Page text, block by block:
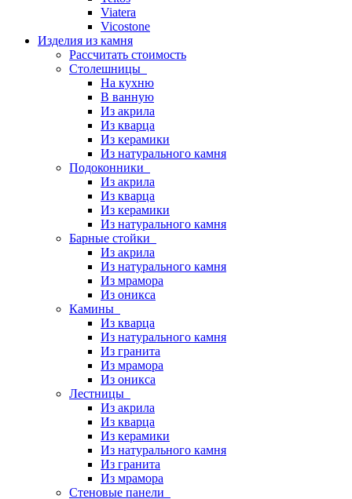
Viatera
Vicostone
Изделия из камня
Рассчитать стоимость
Столешницы
На кухню
В ванную
Из акрила
Из кварца
Из керамики
Из натурального камня
Подоконники
Из акрила
Из кварца
Из керамики
Из натурального камня
Барные стойки
Из акрила
Из натурального камня
Из мрамора
Из оникса
Камины
Из кварца
Из натурального камня
Из гранита
Из мрамора
Из оникса
Лестницы
Из акрила
Из кварца
Из керамики
Из натурального камня
Из гранита
Из мрамора
Стеновые панели